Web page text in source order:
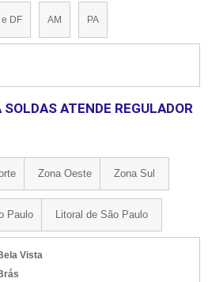
e DF AM PA
ATENDE REGULADOR
Zona Oeste Zona Sul
Paulo Litoral de São Paulo
Vista